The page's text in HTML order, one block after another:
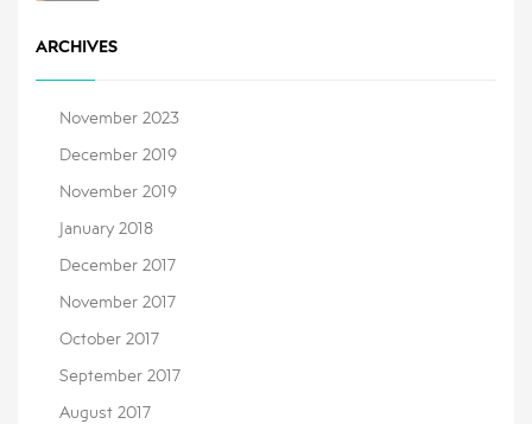
ARCHIVES
November 2023
December 2019
November 2019
January 2018
December 2017
November 2017
October 2017
September 2017
August 2017